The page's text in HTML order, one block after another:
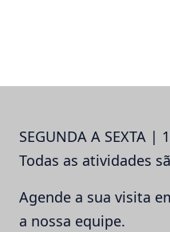
SEGUNDA A SEXTA |
Todas as atividades
Agende a sua visita
a nossa equipe.